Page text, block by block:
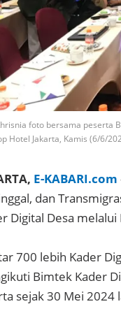
foto bersama peserta
Hotel Jakarta, Kamis (6/6/
E-KABARI.com
dan
Digital Desa
700 lebih Kader
Bimtek Kader
sejak 30 Mei 2024